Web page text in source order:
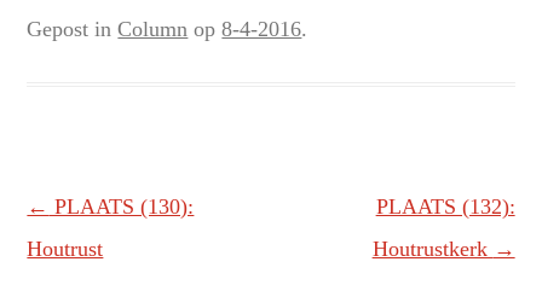
Gepost inColumn op8-4-2016.
Berichtnavigatie
← PLAATS (130):
Houtrust
PLAATS (132):
Houtrustkerk →